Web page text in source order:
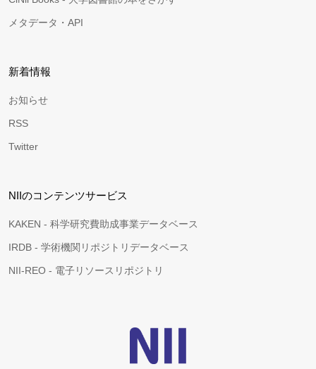
メタデータ・API
新着情報
お知らせ
RSS
Twitter
NIIのコンテンツサービス
KAKEN - 科学研究費助成事業データベース
IRDB - 学術機関リポジトリデータベース
NII-REO - 電子リソースリポジトリ